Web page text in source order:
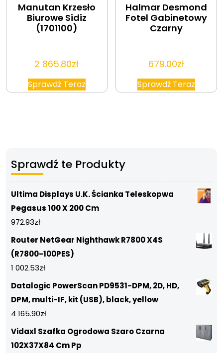
Manutan Krzesło
Biurowe Sidiz
(1701100)
2 865.80zł
Sprawdź Teraz
Halmar Desmond
Fotel Gabinetowy
Czarny
679.00zł
Sprawdź Teraz
Sprawdź te Produkty
Ultima Displays U.K. Ścianka Teleskopwa
Pegasus 100 X 200 Cm
972.93zł
Router NetGear Nighthawk R7800 X4S
(R7800-100PES)
1 002.53zł
Datalogic PowerScan PD9531-DPM, 2D, HD,
DPM, multi-IF, kit (USB), black, yellow
4 165.90zł
Vidaxl Szafka Ogrodowa Szaro Czarna
102X37X84 Cm Pp